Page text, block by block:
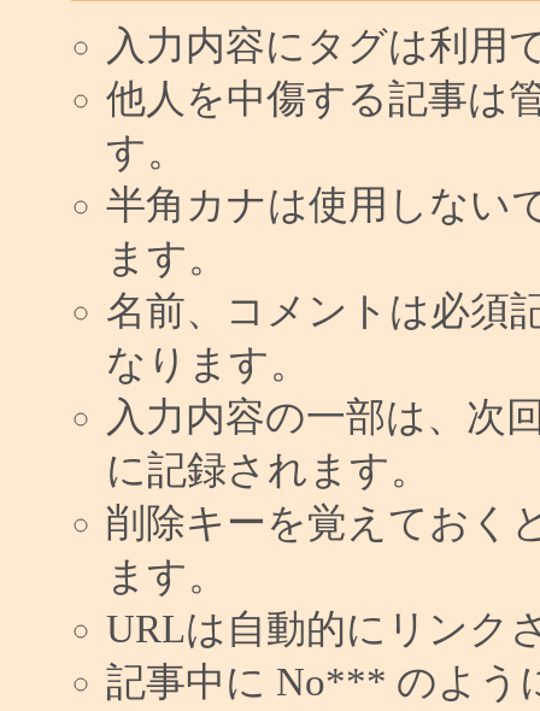
入力内容にタグは利用
他人を中傷する記事は
す。
半角カナは使用しない
ます。
名前、コメントは必須
なります。
入力内容の一部は、次
に記録されます。
削除キーを覚えておく
ます。
URLは自動的にリンク
記事中に No*** のよう